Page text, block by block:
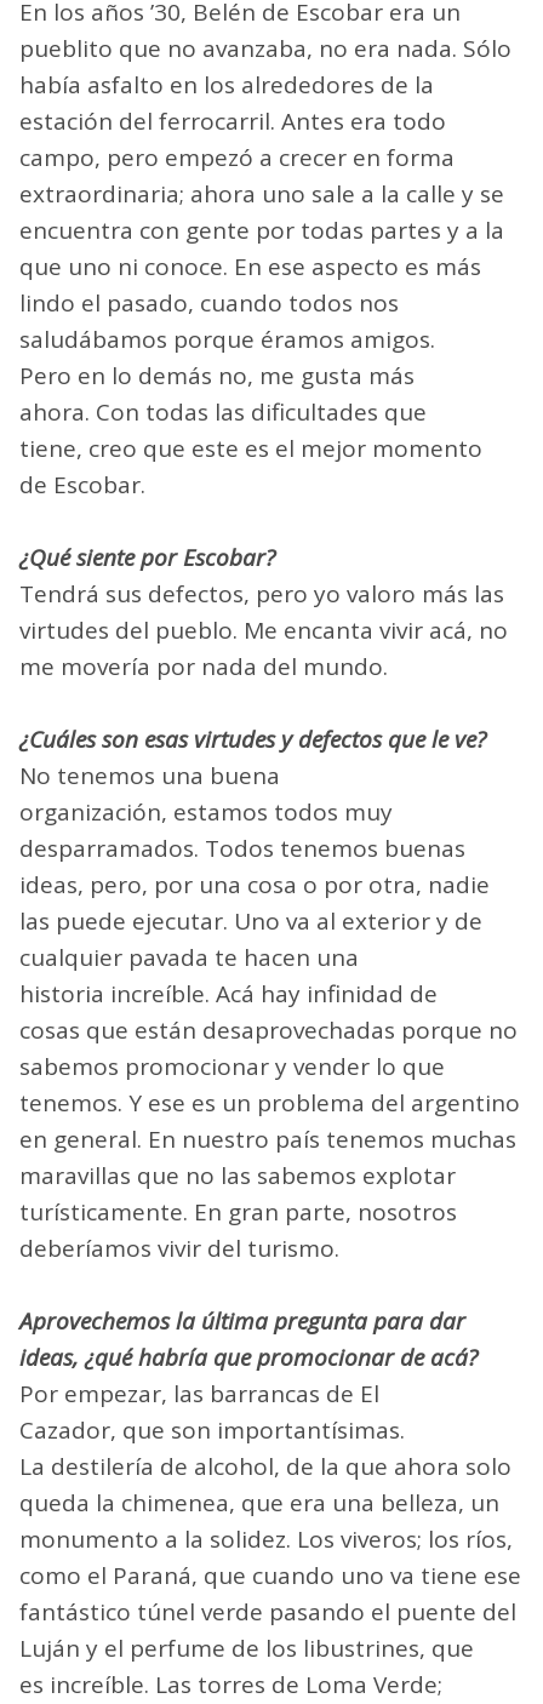
En los años ’30, Belén de Escobar era un
pueblito que no avanzaba, no era nada. Sólo
había asfalto en los alrededores de la
estación del ferrocarril. Antes era todo
campo, pero empezó a crecer en forma
extraordinaria; ahora uno sale a la calle y se
encuentra con gente por todas partes y a la
que uno ni conoce. En ese aspecto es más
lindo el pasado, cuando todos nos
saludábamos porque éramos amigos.
Pero en lo demás no, me gusta más
ahora. Con todas las dificultades que
tiene, creo que este es el mejor momento
de Escobar.
¿Qué siente por Escobar?
Tendrá sus defectos, pero yo valoro más las
virtudes del pueblo. Me encanta vivir acá, no
me movería por nada del mundo.
¿Cuáles son esas virtudes y defectos que le ve?
No tenemos una buena
organización, estamos todos muy
desparramados. Todos tenemos buenas
ideas, pero, por una cosa o por otra, nadie
las puede ejecutar. Uno va al exterior y de
cualquier pavada te hacen una
historia increíble. Acá hay infinidad de
cosas que están desaprovechadas porque no
sabemos promocionar y vender lo que
tenemos. Y ese es un problema del argentino
en general. En nuestro país tenemos muchas
maravillas que no las sabemos explotar
turísticamente. En gran parte, nosotros
deberíamos vivir del turismo.
Aprovechemos la última pregunta para dar
ideas, ¿qué habría que promocionar de acá?
Por empezar, las barrancas de El
Cazador, que son importantísimas.
La destilería de alcohol, de la que ahora solo
queda la chimenea, que era una belleza, un
monumento a la solidez. Los viveros; los ríos,
como el Paraná, que cuando uno va tiene ese
fantástico túnel verde pasando el puente del
Luján y el perfume de los libustrines, que
es increíble. Las torres de Loma Verde;